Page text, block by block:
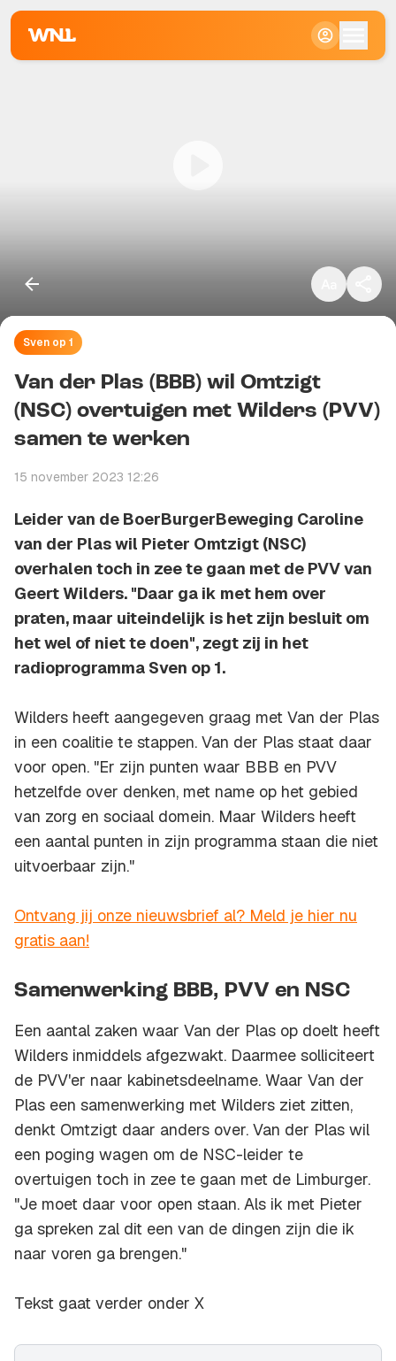
Sven op 1
Van der Plas (BBB) wil Omtzigt
(NSC) overtuigen met Wilders (PVV)
samen te werken
15 november 2023 12:26
Leider van de BoerBurgerBeweging Caroline
van der Plas wil Pieter Omtzigt (NSC)
overhalen toch in zee te gaan met de PVV van
Geert Wilders. "Daar ga ik met hem over
praten, maar uiteindelijk is het zijn besluit om
het wel of niet te doen", zegt zij in het
radioprogramma Sven op 1.
Wilders heeft aangegeven graag met Van der Plas
in een coalitie te stappen. Van der Plas staat daar
voor open. "Er zijn punten waar BBB en PVV
hetzelfde over denken, met name op het gebied
van zorg en sociaal domein. Maar Wilders heeft
een aantal punten in zijn programma staan die niet
uitvoerbaar zijn."
Ontvang jij onze nieuwsbrief al? Meld je hier nu
gratis aan!
Samenwerking BBB, PVV en NSC
Een aantal zaken waar Van der Plas op doelt heeft
Wilders inmiddels afgezwakt. Daarmee solliciteert
de PVV'er naar kabinetsdeelname. Waar Van der
Plas een samenwerking met Wilders ziet zitten,
denkt Omtzigt daar anders over. Van der Plas wil
een poging wagen om de NSC-leider te
overtuigen toch in zee te gaan met de Limburger.
"Je moet daar voor open staan. Als ik met Pieter
ga spreken zal dit een van de dingen zijn die ik
naar voren ga brengen."
Tekst gaat verder onder X